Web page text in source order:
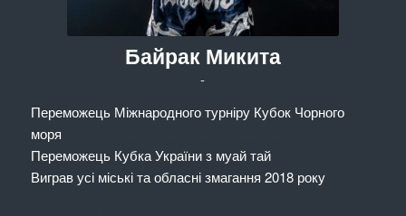
Байрак Микита
-
Переможець Міжнародного турніру Кубок Чорного
моря
Переможець Кубка України з муай тай
Виграв усі міські та обласні змагання 2018 року